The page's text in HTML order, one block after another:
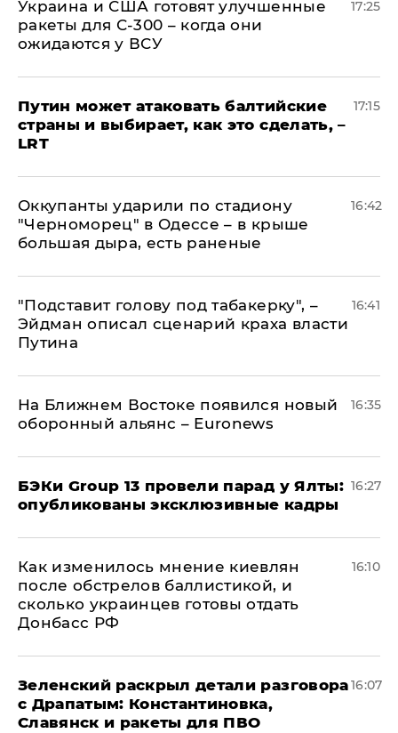
Украина и США готовят улучшенные
ракеты для С-300 – когда они
ожидаются у ВСУ
17:25
Путин может атаковать балтийские
страны и выбирает, как это сделать, –
LRT
17:15
Оккупанты ударили по стадиону
"Черноморец" в Одессе – в крыше
большая дыра, есть раненые
16:42
​"Подставит голову под табакерку", –
Эйдман описал сценарий краха власти
Путина
16:41
На Ближнем Востоке появился новый
оборонный альянс – Euronews
16:35
​БЭКи Group 13 провели парад у Ялты:
опубликованы эксклюзивные кадры
16:27
Как изменилось мнение киевлян
после обстрелов баллистикой, и
сколько украинцев готовы отдать
Донбасс РФ
16:10
​Зеленский раскрыл детали разговора
с Драпатым: Константиновка,
Славянск и ракеты для ПВО
16:07